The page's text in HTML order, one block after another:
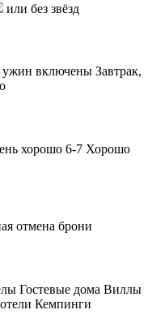
или без звёзд
ужин включены Завтрак,
хорошо 6-7 Хорошо
отмена брони
Гостевые дома Виллы
Кемпинги